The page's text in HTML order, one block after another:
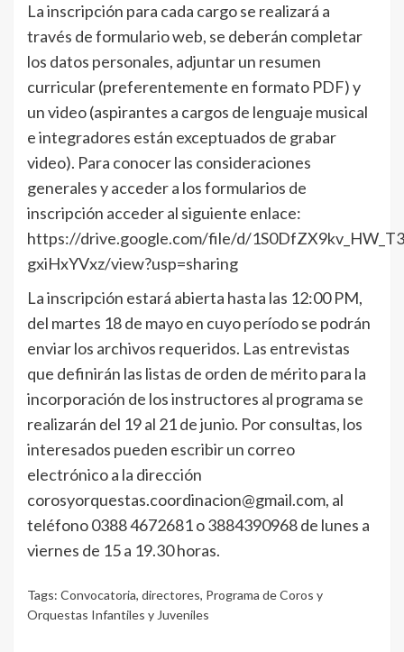
La inscripción para cada cargo se realizará a
través de formulario web, se deberán completar
los datos personales, adjuntar un resumen
curricular (preferentemente en formato PDF) y
un video (aspirantes a cargos de lenguaje musical
e integradores están exceptuados de grabar
video). Para conocer las consideraciones
generales y acceder a los formularios de
inscripción acceder al siguiente enlace:
https://drive.google.com/file/d/
gxiHxYVxz/view?usp=sharing
La inscripción estará abierta hasta las 12:00 PM,
del martes 18 de mayo en cuyo período se podrán
enviar los archivos requeridos. Las entrevistas
que definirán las listas de orden de mérito para la
incorporación de los instructores al programa se
realizarán del 19 al 21 de junio. Por consultas, los
interesados pueden escribir un correo
electrónico a la dirección
corosyorquestas.coordinacion@gmail.com, al
teléfono 0388 4672681 o 3884390968 de lunes a
viernes de 15 a 19.30 horas.
Tags: Convocatoria, directores, Programa de Coros y
Orquestas Infantiles y Juveniles